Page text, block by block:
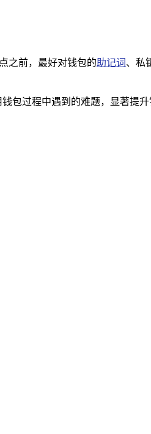
之前，最好对钱包的助记词 、私
包过程中遇到的难题，显著提